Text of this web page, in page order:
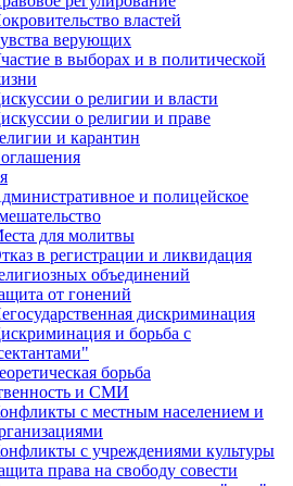
властей
верующих
в выборах и в политической
о религии и власти
о религии и праве
и карантин
и полицейское
для молитвы
в регистрации и ликвидация
объединений
от гонений
дискриминация
и борьба с
борьба
и СМИ
с местным населением и
с учреждениями культуры
права на свободу совести